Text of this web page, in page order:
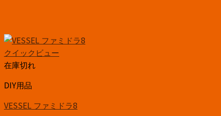
クイックビュー
在庫切れ
DIY用品
VESSEL ファミドラ8